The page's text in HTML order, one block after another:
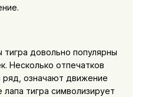
тигра довольно популярны
Несколько отпечатков
означают движение
тигра символизирует